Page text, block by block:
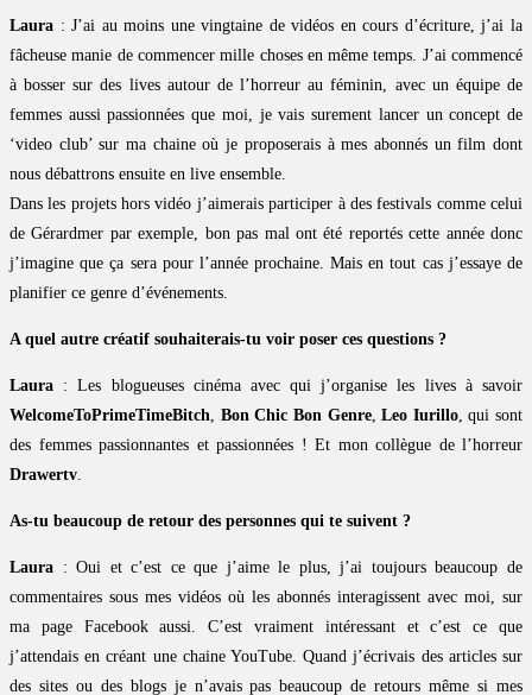
Laura : J’ai au moins une vingtaine de vidéos en cours d’écriture, j’ai la
fâcheuse manie de commencer mille choses en même temps. J’ai commencé
à bosser sur des lives autour de l’horreur au féminin, avec un équipe de
femmes aussi passionnées que moi, je vais surement lancer un concept de
‘video club’ sur ma chaine où je proposerais à mes abonnés un film dont
nous débattrons ensuite en live ensemble.
Dans les projets hors vidéo j’aimerais participer à des festivals comme celui
de Gérardmer par exemple, bon pas mal ont été reportés cette année donc
j’imagine que ça sera pour l’année prochaine. Mais en tout cas j’essaye de
planifier ce genre d’événements.
A quel autre créatif souhaiterais-tu voir poser ces questions ?
Laura : Les blogueuses cinéma avec qui j’organise les lives à savoir
WelcomeToPrimeTimeBitch, Bon Chic Bon Genre,Leo Iurillo, qui sont
des femmes passionnantes et passionnées ! Et mon collègue de l’horreur
Drawertv.
As-tu beaucoup de retour des personnes qui te suivent ?
Laura : Oui et c’est ce que j’aime le plus, j’ai toujours beaucoup de
commentaires sous mes vidéos où les abonnés interagissent avec moi, sur
ma page Facebook aussi. C’est vraiment intéressant et c’est ce que
j’attendais en créant une chaine YouTube. Quand j’écrivais des articles sur
des sites ou des blogs je n’avais pas beaucoup de retours même si mes